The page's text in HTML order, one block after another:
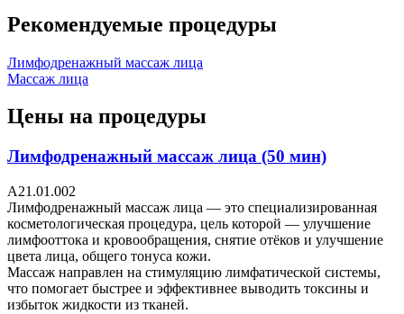
Рекомендуемые процедуры
Лимфодренажный массаж лица
Массаж лица
Цены на процедуры
Лимфодренажный массаж лица (50 мин)
A21.01.002
Лимфодренажный массаж лица — это специализированная
косметологическая процедура, цель которой — улучшение
лимфооттока и кровообращения, снятие отёков и улучшение
цвета лица, общего тонуса кожи.
Массаж направлен на стимуляцию лимфатической системы,
что помогает быстрее и эффективнее выводить токсины и
избыток жидкости из тканей.